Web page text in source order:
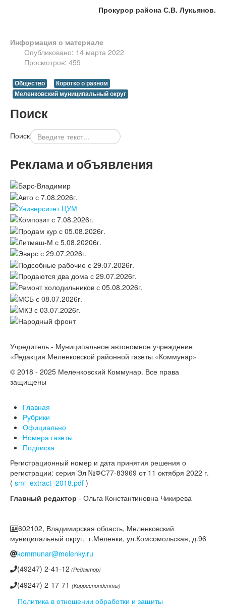
Прокурор района С.В. Лукьянов.
Информация о материале
Опубликовано: 14 марта 2022
Просмотров: 459
Общество
Коротко о разном
Меленковский муниципальный округ
Поиск
Поиск
Реклама и объявления
Учредитель - Муниципальное автономное учреждение
«Редакция Меленковской районной газеты «Коммунар»
© 2018 - 2025 Меленковский Коммунар. Все права
защищены
Главная
Рубрики
Официально
Номера газеты
Подписка
Регистрационный номер и дата принятия решения о
регистрации: серия Эл №ФС77-83969 от 11 октября 2022 г.
( smi_extract_2018.pdf )
Главный редактор - Ольга Константиновна Чикирева
602102, Владимирская область, Меленковский
муниципальный округ, г.Меленки, ул.Комсомольская, д.96
kommunar@melenky.ru
(49247) 2-41-12 (Редактор)
(49247) 2-17-71 (Корреспонденты)
Политика в отношении обработки и защиты